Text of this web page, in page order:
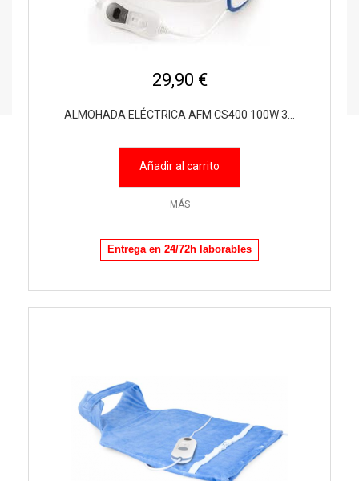
29,90 €
ALMOHADA ELÉCTRICA AFM CS400 100W 3...
Añadir al carrito
MÁS
Entrega en 24/72h laborables